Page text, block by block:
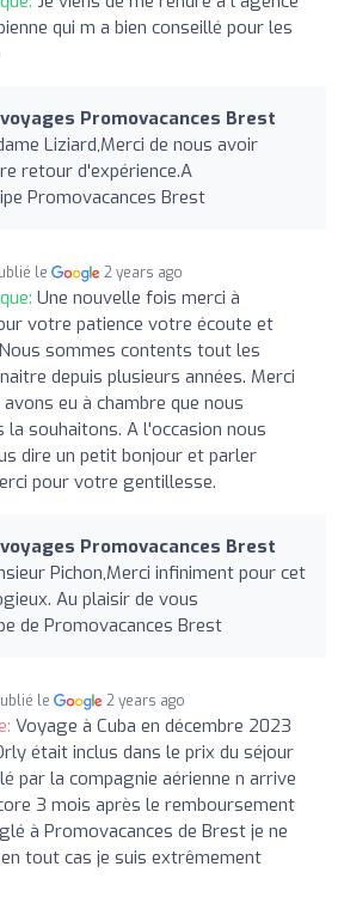
qui m a bien conseillé pour les
Promovacances Brest
Liziard,Merci de nous avoir
retour d'expérience.A
Promovacances Brest
le 2 years ago
Une nouvelle fois merci à
votre patience votre écoute et
sommes contents tout les
depuis plusieurs années. Merci
eu à chambre que nous
la souhaitons. A l'occasion nous
dire un petit bonjour et parler
pour votre gentillesse.
Promovacances Brest
Pichon,Merci infiniment pour cet
Au plaisir de vous
de Promovacances Brest
le 2 years ago
Voyage à Cuba en décembre 2023
était inclus dans le prix du séjour
par la compagnie aérienne n arrive
3 mois après le remboursement
à Promovacances de Brest je ne
tout cas je suis extrêmement